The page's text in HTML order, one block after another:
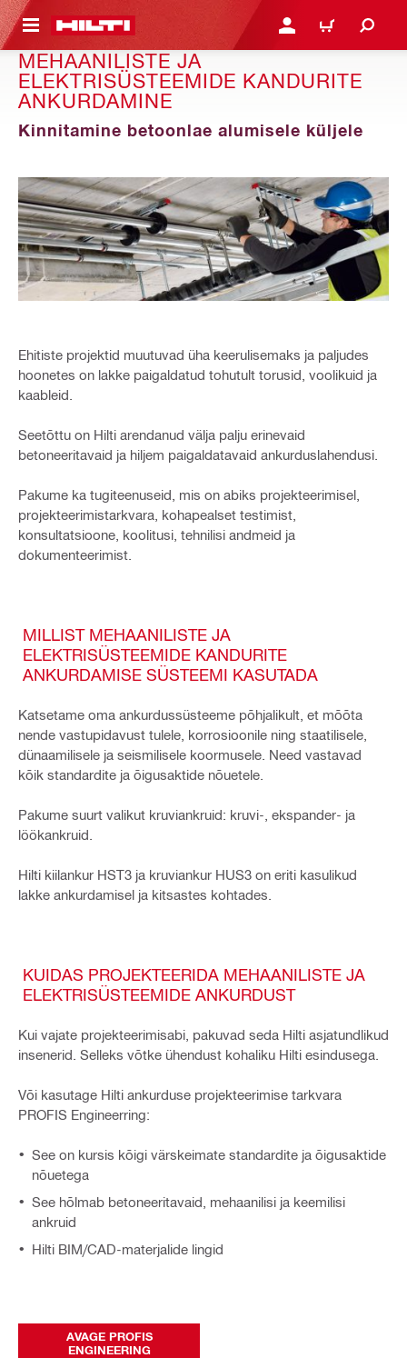
JUURDE LOGI SISSE VÕI
OSTUKORV
MEHAANILISTE JA
ELEKTRISÜSTEEMIDE KANDURITE
ANKURDAMINE
Kinnitamine betoonlae alumisele küljele
Ehitiste projektid muutuvad üha keerulisemaks ja paljudes
hoonetes on lakke paigaldatud tohutult torusid, voolikuid ja
kaableid.
Seetõttu on Hilti arendanud välja palju erinevaid
betoneeritavaid ja hiljem paigaldatavaid ankurduslahendusi.
Pakume ka tugiteenuseid, mis on abiks projekteerimisel,
projekteerimistarkvara, kohapealset testimist,
konsultatsioone, koolitusi, tehnilisi andmeid ja
dokumenteerimist.
MILLIST MEHAANILISTE JA
ELEKTRISÜSTEEMIDE KANDURITE
ANKURDAMISE SÜSTEEMI KASUTADA
Katsetame oma ankurdussüsteeme põhjalikult, et mõõta
nende vastupidavust tulele, korrosioonile ning staatilisele,
dünaamilisele ja seismilisele koormusele. Need vastavad
kõik standardite ja õigusaktide nõuetele.
Pakume suurt valikut kruviankruid: kruvi-, ekspander- ja
löökankruid.
Hilti kiilankur HST3 ja kruviankur HUS3 on eriti kasulikud
lakke ankurdamisel ja kitsastes kohtades.
KUIDAS PROJEKTEERIDA MEHAANILISTE JA
ELEKTRISÜSTEEMIDE ANKURDUST
Kui vajate projekteerimisabi, pakuvad seda Hilti asjatundlikud
insenerid. Selleks võtke ühendust kohaliku Hilti esindusega.
Või kasutage Hilti ankurduse projekteerimise tarkvara
PROFIS Engineerring:
See on kursis kõigi värskeimate standardite ja õigusaktide
nõuetega
See hõlmab betoneeritavaid, mehaanilisi ja keemilisi
ankruid
Hilti BIM/CAD-materjalide lingid
AVAGE PROFIS
ENGINEERING